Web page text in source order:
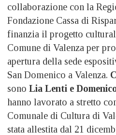
collaborazione con la
Fondazione Cassa di
finanzia il progetto
Comune di Valenza per
apertura della sede
San Domenico a Valenza.
sono Lia Lenti e
hanno lavorato a stretto
Comunale di Cultura di
stata allestita dal 21